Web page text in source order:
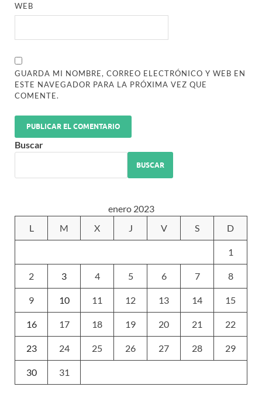
WEB
GUARDA MI NOMBRE, CORREO ELECTRÓNICO Y WEB EN
ESTE NAVEGADOR PARA LA PRÓXIMA VEZ QUE
COMENTE.
Buscar
BUSCAR
enero 2023
L
M X J V S D
1
2 3 4 5 6 7 8
9 10 11 12 13 14 15
16 17 18 19 20 21 22
23 24 25 26 27 28 29
30 31